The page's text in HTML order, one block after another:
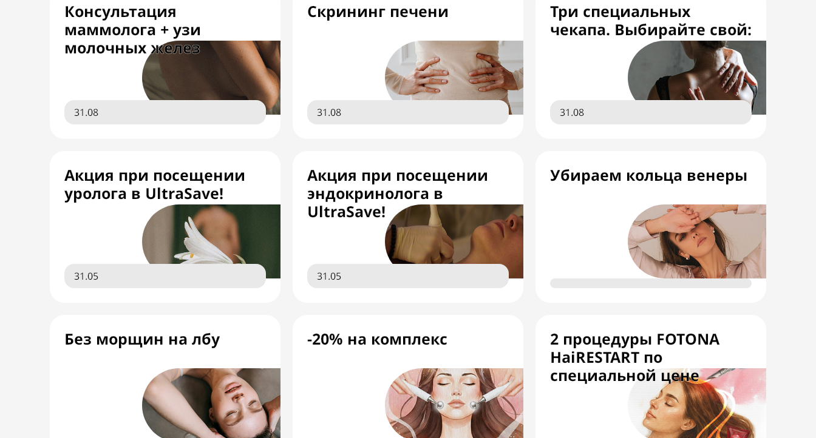
Консультация
маммолога + узи
молочных желез
31.08
Скрининг печени
31.08
Три специальных
чекапа. Выбирайте свой:
31.08
Акция при посещении
уролога в UltraSave!
31.05
Акция при посещении
эндокринолога в
UltraSave!
31.05
Убираем кольца венеры
Без морщин на лбу -20% на комплекс
2 процедуры FOTONA
HaiRESTART по
специальной цене